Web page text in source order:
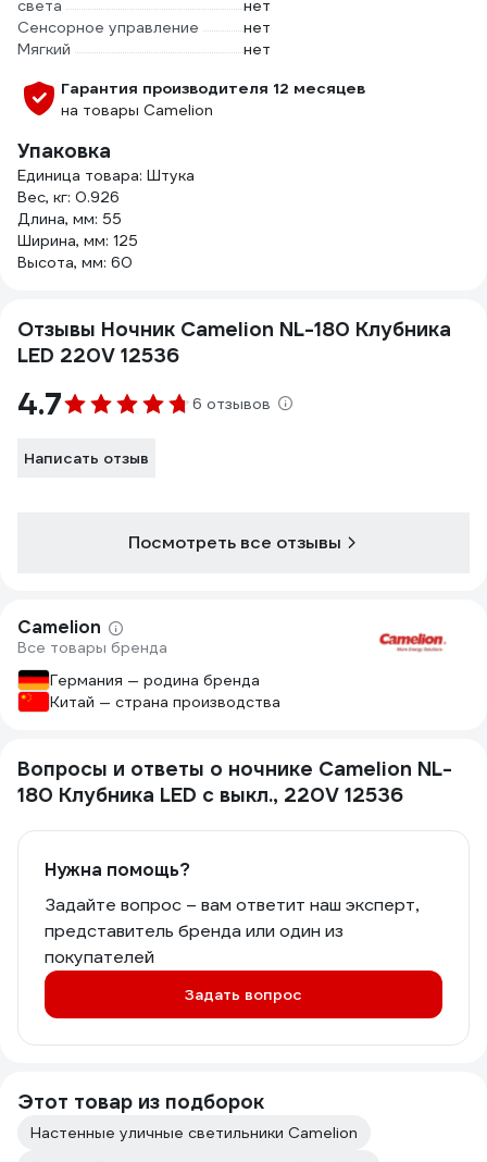
света
нет
Сенсорное управление
нет
Мягкий
нет
Гарантия производителя 12 месяцев
на товары Camelion
Упаковка
Единица товара: Штука
Вес, кг: 0.926
Длина, мм: 55
Ширина, мм: 125
Высота, мм: 60
Отзывы Ночник Camelion NL-180 Клубника
LED 220V 12536
4.7 6 отзывов
Написать отзыв
Посмотреть все отзывы
Camelion
Все товары бренда
Германия — родина бренда
Китай — страна производства
Вопросы и ответы о ночнике Camelion NL-
180 Клубника LED с выкл., 220V 12536
Нужна помощь?
Задайте вопрос – вам ответит наш эксперт,
представитель бренда или один из
покупателей
Задать вопрос
Этот товар из подборок
Настенные уличные светильники Camelion